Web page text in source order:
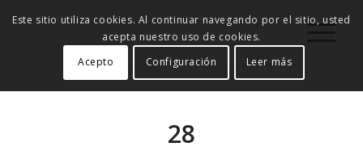
28
Este sitio utiliza cookies. Al continuar navegando por el sitio, usted
acepta nuestro uso de cookies.
Acepto
Configuración Leer más